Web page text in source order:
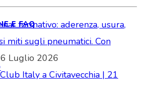
E FAQ
formativo: aderenza, usura,
miti sugli pneumatici. Con
6 Luglio 2026
Italy a Civitavecchia | 21